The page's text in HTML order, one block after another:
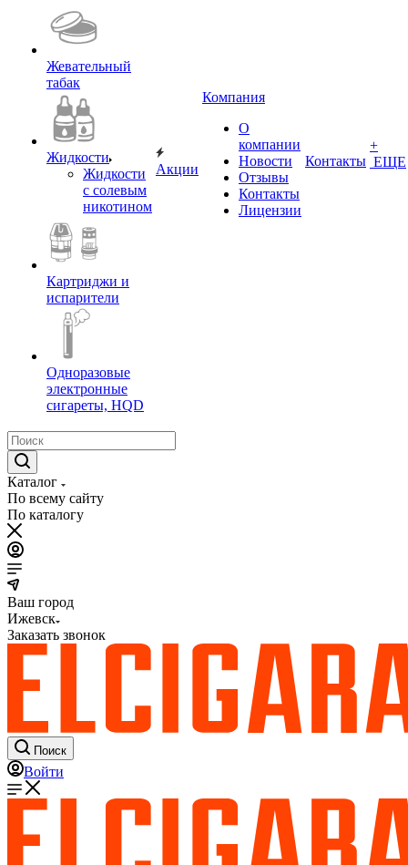
Жевательный
табак
Жидкости
Жидкости
с солевым
никотином
Картриджи и
испарители
Одноразовые
электронные
сигареты, HQD
Акции
Компания
О
компании
Новости
Отзывы
Контакты
Лицензии
Контакты
+
ЕЩЕ
Каталог
По всему сайту
По каталогу
Ваш город
Ижевск
Заказать звонок
Поиск
Войти